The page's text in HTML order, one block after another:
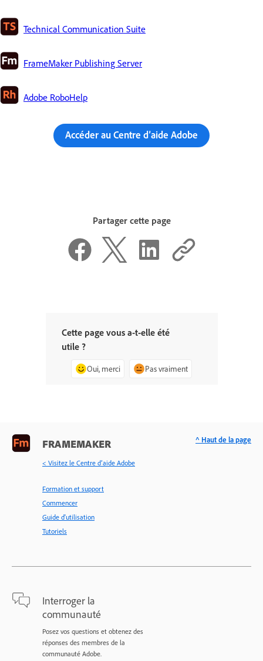
Technical Communication Suite
FrameMaker Publishing Server
Adobe RoboHelp
Accéder au Centre d’aide Adobe
Partager cette page
Cette page vous a-t-elle été
utile ?
Oui, merci Pas vraiment
FRAMEMAKER
< Visitez le Centre d’aide Adobe
Formation et support
Commencer
Guide d'utilisation
Tutoriels
Interroger la
communauté
Posez vos questions et obtenez des
réponses des membres de la
communauté Adobe.
^ Haut de la page